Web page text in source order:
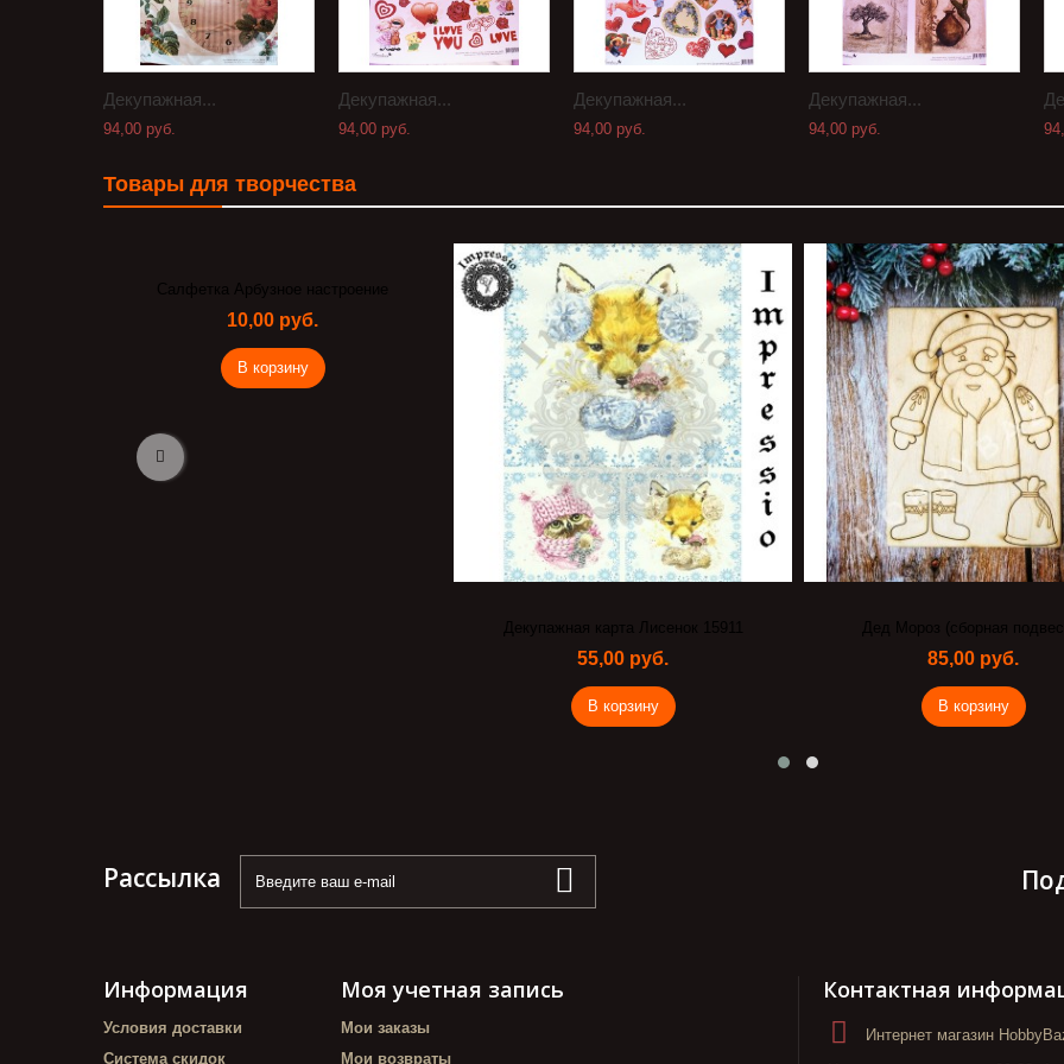
Декупажная...
94,00 руб.
Декупажная...
94,00 руб.
Декупажная...
94,00 руб.
Декупажная...
94,00 руб.
Товары для творчества
Салфетка Арбузное настроение
10,00 руб.
В корзину
Декупажная карта Лисенок 15911
55,00 руб.
В корзину
Дед Мороз (сборная
85,00 руб.
В корзину
Рассылка
Информация
Условия доставки
Система скидок
Моя учетная запись
Мои заказы
Мои возвраты
Контактная
Интернет магазин